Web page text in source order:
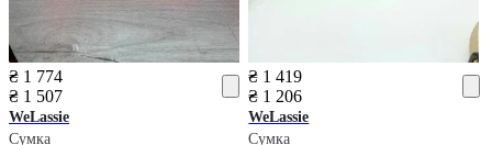
₴ 1 774
₴ 1 507
WeLassie
Сумка
₴ 1 419
₴ 1 206
WeLassie
Сумка